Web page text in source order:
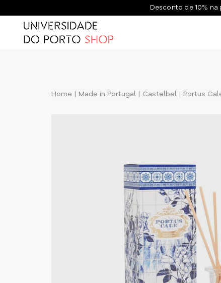
Desconto de 10%
Home Made in Portugal Castelbel Portus